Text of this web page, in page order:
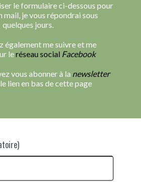
le formulaire ci-dessous pour
mail, je vous répondrai sous
quelques jours.
également me suivre et me
leréseau social Facebook
vous abonner à la newsletter
lien en bas de cette page